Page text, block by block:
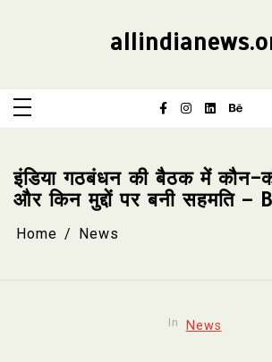
इंडिया गठबंधन की बैठक में कौन-
और किन मुद्दों पर बनी सहमति –
Home News
In News